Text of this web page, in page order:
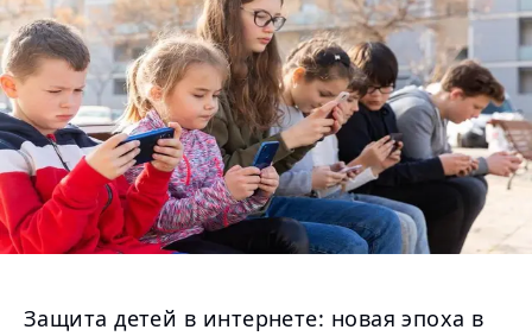
Защита детей в интернете: новая эпоха в